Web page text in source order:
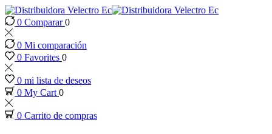
panel
panel
paketleri
0 Comparar0
0 Mi comparación
0 Favorites 0
0 mi lista de deseos
0 My Cart 0
0 Carrito de compras